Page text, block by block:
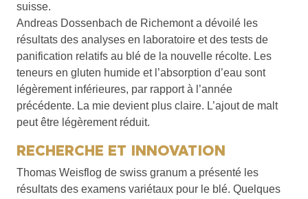
suisse.
Andreas Dossenbach de Richemont a dévoilé les
résultats des analyses en laboratoire et des tests de
panification relatifs au blé de la nouvelle récolte. Les
teneurs en gluten humide et l’absorption d’eau sont
légèrement inférieures, par rapport à l’année
précédente. La mie devient plus claire. L’ajout de malt
peut être légèrement réduit.
RECHERCHE ET INNOVATION
Thomas Weisflog de swiss granum a présenté les
résultats des examens variétaux pour le blé. Quelques